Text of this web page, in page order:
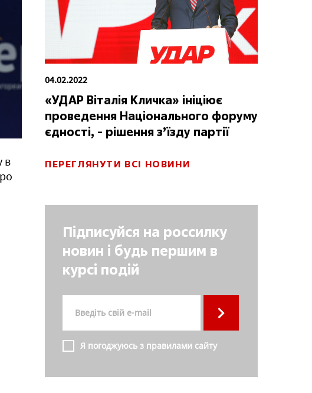
в
04.02.2022
«УДАР Віталія Кличка» ініціює
проведення Національного форуму
єдності, - рішення з’їзду партії
ПЕРЕГЛЯНУТИ ВСІ НОВИНИ
Підписуйся на россилку
новин і будь першим в
курсі подій
Я погоджуюсь з правилами сайту